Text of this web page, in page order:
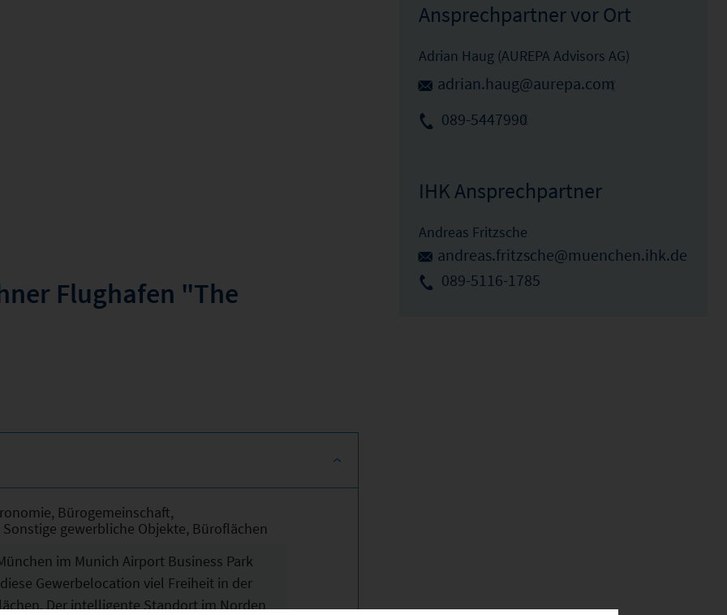
Flughafen "The
Bürogemeinschaft,
gewerbliche Objekte, Büroflächen
im Munich Airport Business Park
Gewerbelocation viel Freiheit in der
Der intelligente Standort im Norden
Ansprechpartner vor Ort
Adrian Haug (AUREPA Advisors AG)
adrian.haug@aurepa.com
089-5447990
IHK Ansprechpartner
Andreas Fritzsche
andreas.fritzsche@muenchen.ihk.de
089-5116-1785